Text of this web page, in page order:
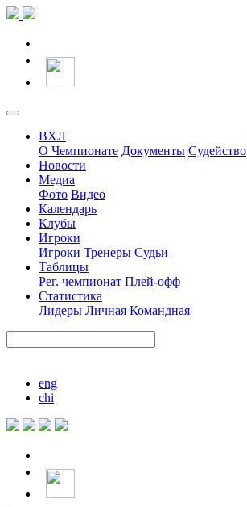
ВХЛ
О Чемпионате Документы Судейство
Новости
Медиа
Фото Видео
Календарь
Клубы
Игроки
Игроки Тренеры Судьи
Таблицы
Рег. чемпионат Плей-офф
Статистика
Лидеры Личная Командная
eng
chi